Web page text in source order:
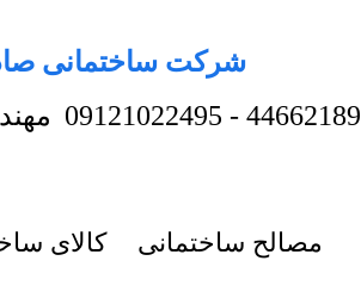
شرکت ساختمانی
44662189
-
09121022495
مصالح ساختمانی کالای